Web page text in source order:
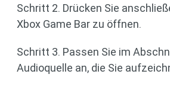
Schritt 2. Drücken Sie
Xbox Game Bar zu öffnen.
Schritt 3. Passen Sie im
Audioquelle an, die Sie